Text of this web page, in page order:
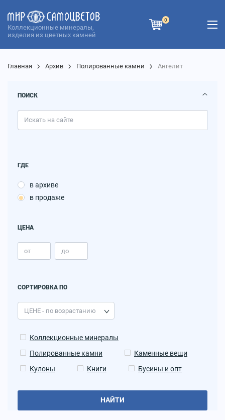
Коллекционные минералы,
изделия из цветных камней
0
Главная Архив Полированные камни Ангелит
ПОИСК
ГДЕ
в архиве
в продаже
ЦЕНА
СОРТИРОВКА ПО
Коллекционные минералы
Полированные камни
Каменные вещи
Кулоны
Книги Бусины и опт
НАЙТИ